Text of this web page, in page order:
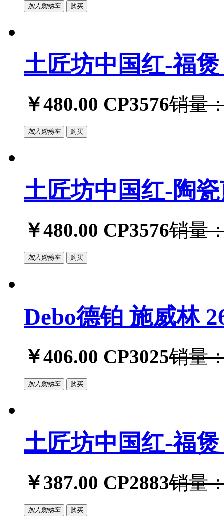
加入购物车 购买
土匠坊中国红-福
￥480.00 CP3576销量
加入购物车 购买
土匠坊中国红-陶
￥480.00 CP3576销量
加入购物车 购买
Debo德铂 施威林
￥406.00 CP3025销量
加入购物车 购买
土匠坊中国红-福
￥387.00 CP2883销量
加入购物车 购买